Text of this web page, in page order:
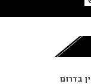
בדרום